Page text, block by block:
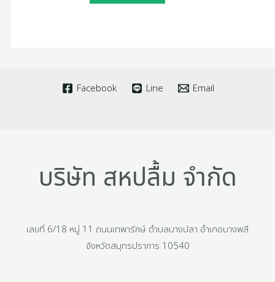
Facebook Line Email
บริษัท สหปลื้ม จำกัด
เลขที่ 6/18 หมู่ 11 ถนนเทพารักษ์ ตำบลบางปลา อำเภอบางพลี
จังหวัดสมุทรปราการ 10540